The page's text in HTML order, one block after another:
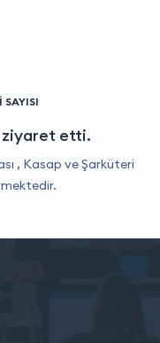
SAYISI
ziyaret etti.
, Kasap ve Şarküteri